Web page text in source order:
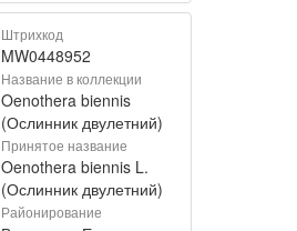
Штрихкод
MW0448952
Название в коллекции
Oenothera biennis
(Ослинник двулетний)
Принятое название
Oenothera biennis L.
(Ослинник двулетний)
Районирование